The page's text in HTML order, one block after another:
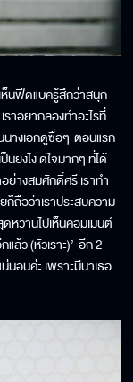
ห็นฟีดแบครู้สึกว่าสนุก
าอยากลองทำอะไรที่
นางเอกดูซื่อๆ ตอนแรก
ยังไง ดีใจมากๆ ที่ได้
อย่างสมศักดิ์ศรี เราทำ
ถือว่าเราประสบความ
หวานไปเห็นคอมเมนต์
ล้ว (หัวเราะ)’ อีก 2
อนค่ะ เพราะมีนาเธอ